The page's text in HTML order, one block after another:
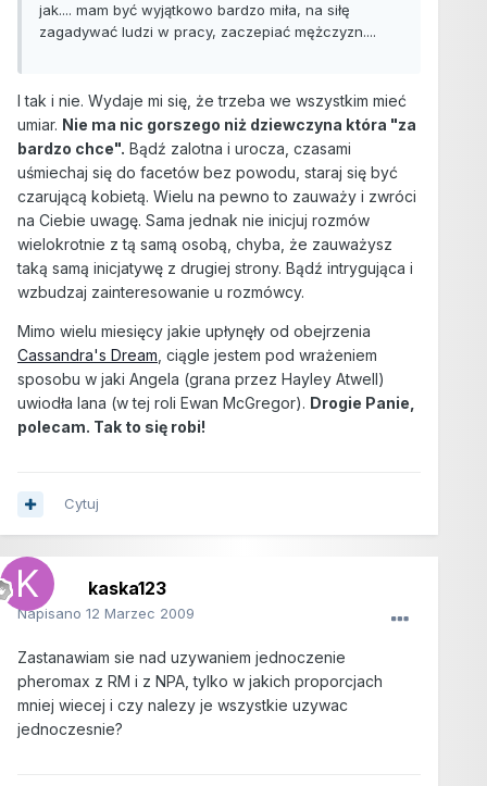
jak.... mam być wyjątkowo bardzo miła, na siłę
zagadywać ludzi w pracy, zaczepiać mężczyzn....
I tak i nie. Wydaje mi się, że trzeba we wszystkim mieć
umiar. Nie ma nic gorszego niż dziewczyna która "za
bardzo chce". Bądź zalotna i urocza, czasami
uśmiechaj się do facetów bez powodu, staraj się być
czarującą kobietą. Wielu na pewno to zauważy i zwróci
na Ciebie uwagę. Sama jednak nie inicjuj rozmów
wielokrotnie z tą samą osobą, chyba, że zauważysz
taką samą inicjatywę z drugiej strony. Bądź intrygująca i
wzbudzaj zainteresowanie u rozmówcy.
Mimo wielu miesięcy jakie upłynęły od obejrzenia
Cassandra's Dream , ciągle jestem pod wrażeniem
sposobu w jaki Angela (grana przez Hayley Atwell)
uwiodła Iana (w tej roli Ewan McGregor). Drogie Panie,
polecam. Tak to się robi!
Cytuj
kaska123
Napisano 12 Marzec 2009
Zastanawiam sie nad uzywaniem jednoczenie
pheromax z RM i z NPA, tylko w jakich proporcjach
mniej wiecej i czy nalezy je wszystkie uzywac
jednoczesnie?